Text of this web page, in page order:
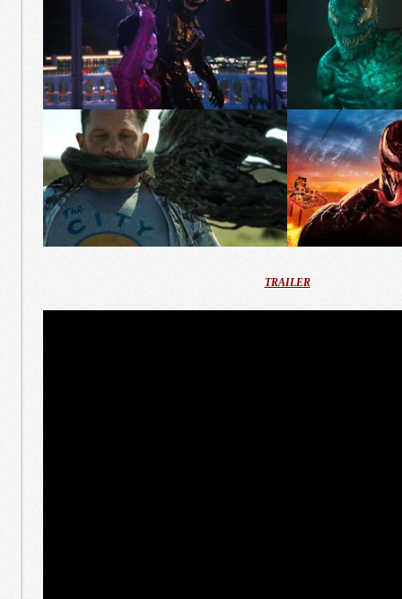
TRAILER